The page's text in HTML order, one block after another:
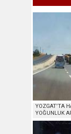
YOZGAT’TA
YOĞUNLUK